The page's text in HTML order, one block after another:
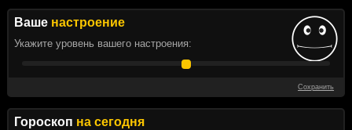
Ваше настроение
Укажите уровень вашего настроения:
Сохранить
Гороскоп на сегодня